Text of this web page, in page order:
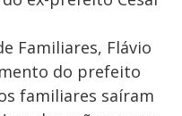
Familiares, Flávio
do prefeito
familiares saíram